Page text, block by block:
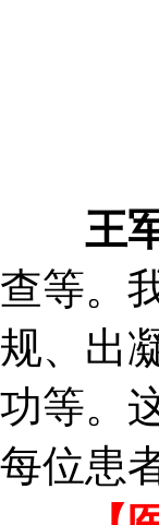
王
查等。
规、出
功等。
每位患